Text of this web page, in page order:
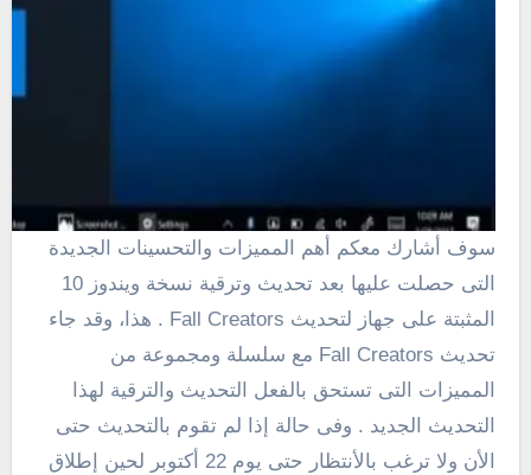
سوف أشارك معكم أهم المميزات والتحسينات الجديدة
التى حصلت عليها بعد تحديث وترقية نسخة ويندوز 10
المثبتة على جهاز لتحديث Fall Creators . هذا، وقد جاء
تحديث Fall Creators مع سلسلة ومجموعة من
المميزات التى تستحق بالفعل التحديث والترقية لهذا
التحديث الجديد . وفى حالة إذا لم تقوم بالتحديث حتى
الأن ولا ترغب بالأنتظار حتى يوم 22 أكتوبر لحين إطلاق